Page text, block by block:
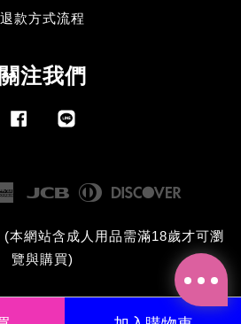
退款方式流程
關注我們
Facebook
AmericanJCB
Diners
網站含成人用品需滿18歲才可瀏
覽與購買)